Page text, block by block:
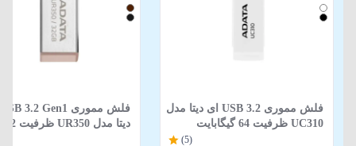
فلش مموری USB 3.2 ای دیتا مدل
UC310 ظرفیت 64 گیگابایت
(5)
دیتا مدل UR350 ظرفیت 32